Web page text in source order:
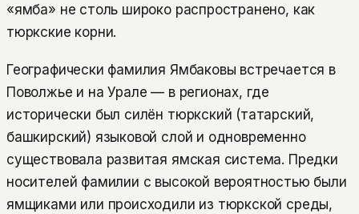
«ямба» не столь широко распространено, как
тюркские корни.
Географически фамилия Ямбаковы встречается в
Поволжье и на Урале — в регионах, где
исторически был силён тюркский (татарский,
башкирский) языковой слой и одновременно
существовала развитая ямская система. Предки
носителей фамилии с высокой вероятностью были
ямщиками или происходили из тюркской среды,